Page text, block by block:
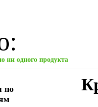
ни одного продукта
по